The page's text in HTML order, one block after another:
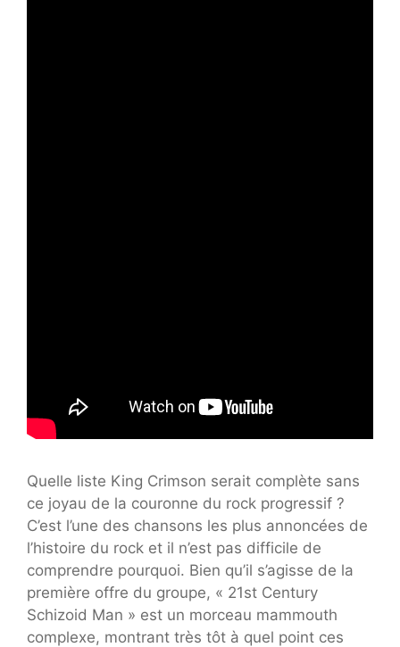
Quelle liste King Crimson serait complète sans
ce joyau de la couronne du rock progressif ?
C’est l’une des chansons les plus annoncées de
l’histoire du rock et il n’est pas difficile de
comprendre pourquoi. Bien qu’il s’agisse de la
première offre du groupe, « 21st Century
Schizoid Man » est un morceau mammouth
complexe, montrant très tôt à quel point ces